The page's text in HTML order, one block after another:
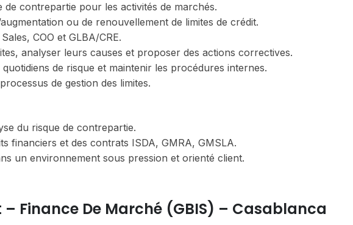
contrepartie pour les activités de marchés.
ou de renouvellement de limites de crédit.
COO et GLBA/CRE.
analyser leurs causes et proposer des actions correctives.
de risque et maintenir les procédures internes.
de gestion des limites.
du risque de contrepartie.
financiers et des contrats ISDA, GMRA, GMSLA.
un environnement sous pression et orienté client.
– Finance De Marché (GBIS) – Casablanca